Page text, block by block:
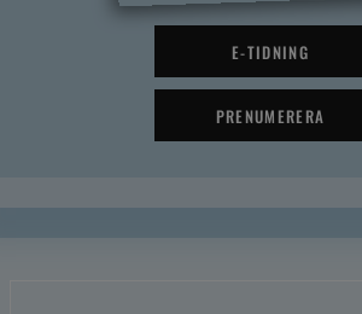
E-TIDNING
PRENUMERERA